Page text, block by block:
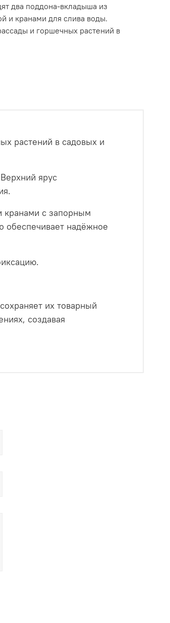
два поддона-вкладыша из
и кранами для слива воды.
и горшечных растений в
растений в садовых и
ярус
кранами с запорным
надёжное
их товарный
создавая